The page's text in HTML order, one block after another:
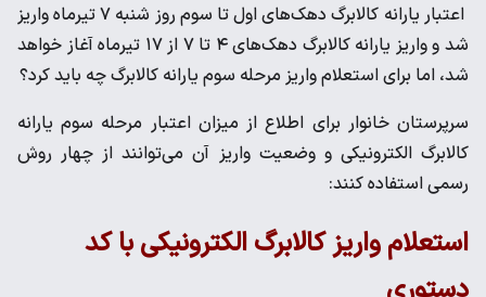
اعتبار یارانه کالابرگ دهک‌های اول تا سوم روز شنبه ۷ تیرماه واریز
شد و واریز یارانه کالابرگ دهک‌های ۴ تا ۷ از ۱۷ تیرماه آغاز خواهد
شد، اما برای استعلام واریز مرحله سوم یارانه کالابرگ چه باید کرد؟
سرپرستان خانوار برای اطلاع از میزان اعتبار مرحله سوم یارانه
کالابرگ الکترونیکی و وضعیت واریز آن می‌توانند از چهار روش
رسمی استفاده کنند:
استعلام واریز کالابرگ الکترونیکی با کد